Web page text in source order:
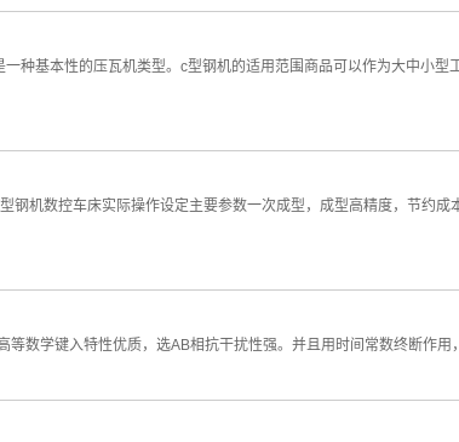
种基本性的压瓦机类型。c型钢机的适用范围商品可以作为大中小型
机数控车床实际操作设定主要参数一次成型，成型高精度，节约成
数学键入特性优质，选AB相抗干扰性强。并且用时间常数终断作用